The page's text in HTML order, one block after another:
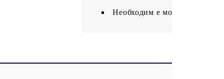
Необходим е монтаж